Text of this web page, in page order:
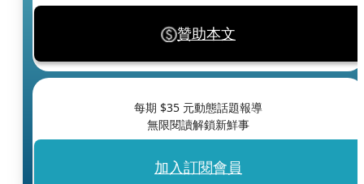
贊助本文
每期 $35 元動態話題報導
無限閱讀解鎖新鮮事
加入訂閱會員